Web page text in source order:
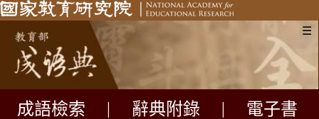
☰
成語檢索 辭典附錄
電子書